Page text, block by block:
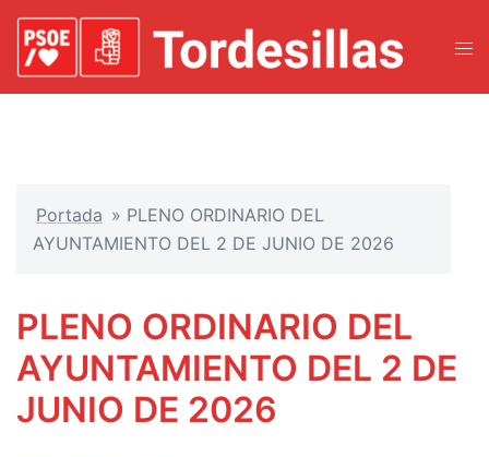
Portada » PLENO ORDINARIO DEL
AYUNTAMIENTO DEL 2 DE JUNIO DE 2026
PLENO ORDINARIO DEL
AYUNTAMIENTO DEL 2 DE
JUNIO DE 2026